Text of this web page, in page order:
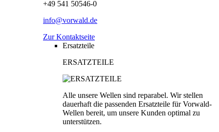
+49 541 50546-0
info@vorwald.de
Zur Kontaktseite
Ersatzteile
ERSATZTEILE
Alle unsere Wellen sind reparabel. Wir stellen
dauerhaft die passenden Ersatzteile für Vorwald-
Wellen bereit, um unsere Kunden optimal zu
unterstützen.